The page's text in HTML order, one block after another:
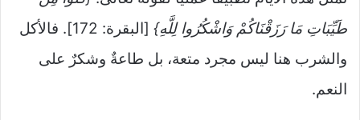
طَيِّبَاتِ مَا رَزَقْنَاكُمْ وَاشْكُرُوا لِلَّهِ}
[البقرة: 172]. فالأكل
والشرب هنا ليس مجرد متعة، بل طاعةٌ وشكرٌ على
النعم.